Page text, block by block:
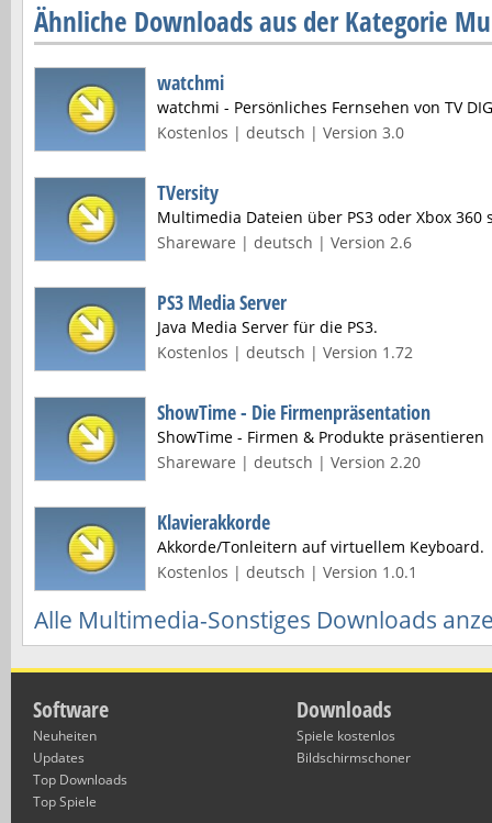
Ähnliche Downloads aus der Kategorie
watchmi
watchmi - Persönliches Fernsehen von TV
Kostenlos | deutsch | Version 3.0
TVersity
Multimedia Dateien über PS3 oder Xbox 360
Shareware | deutsch | Version 2.6
PS3 Media Server
Java Media Server für die PS3.
Kostenlos | deutsch | Version 1.72
ShowTime - Die Firmenpräsentation
ShowTime - Firmen & Produkte präsentieren
Shareware | deutsch | Version 2.20
Klavierakkorde
Akkorde/Tonleitern auf virtuellem Keyboard.
Kostenlos | deutsch | Version 1.0.1
Alle Multimedia-Sonstiges Downloads
Software
Neuheiten
Updates
Top Downloads
Top Spiele
Downloads
Spiele kostenlos
Bildschirmschoner